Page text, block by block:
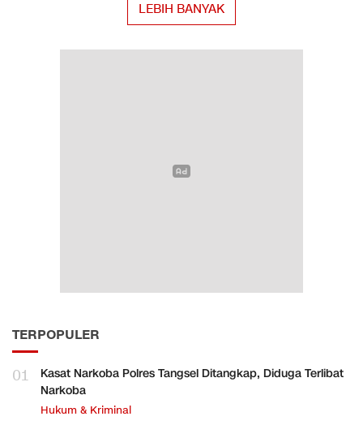
LEBIH BANYAK
TERPOPULER
01
Kasat Narkoba Polres Tangsel Ditangkap, Diduga Terlibat
Narkoba
Hukum & Kriminal